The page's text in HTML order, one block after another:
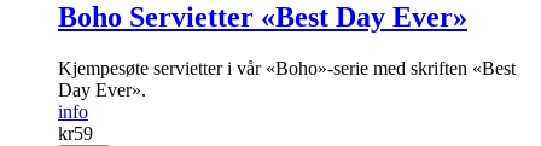
Boho Servietter «Best Day Ever»
Kjempesøte servietter i vår «Boho»-serie med skriften «Best
Day Ever».
info
kr59